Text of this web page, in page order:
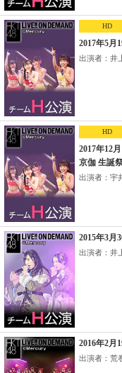
HD
2017年5月
出演者：井
HD
2017年12
京伽 生誕
出演者：宇
2015年3月
出演者：井
2016年2月
出演者：荒